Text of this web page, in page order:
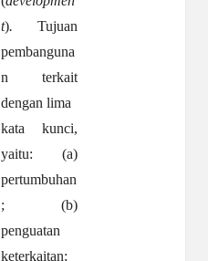
t). Tujuan
pembanguna
n terkait
dengan lima
kata kunci,
yaitu: (a)
pertumbuhan
; (b)
penguatan
keterkaitan;